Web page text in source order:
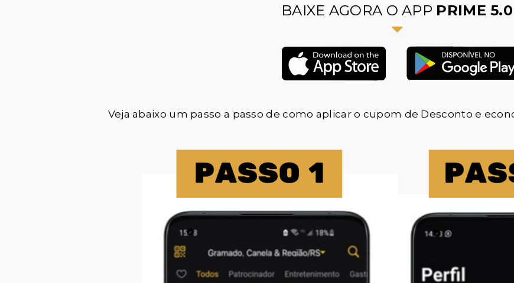
BAIXE AGORA O APP PRIME 5.0
Veja abaixo um passo a passo de como aplicar o cupom de Desconto e